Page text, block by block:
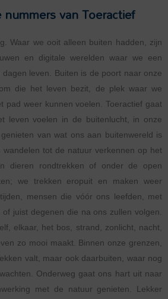
van Toeractief
Waar we ooit alleen buiten hadden, zijn
en digitale werelden waar we een
leven. Buiten is de poort naar onze
die het leven bezit, de plek waar we
pad weer kunnen voelen. Toeractief gaat
leven voelen in de buitenlucht, in onze
van wat ons aan buitenwereld is
wandelen tot de natuur verkennen op het
dieren rondtrekken of onder de open
we trekken eropuit en maken weer
mensen die vóór ons leefden, met
juist degenen die na ons zullen volgen.
elkaar, het bos, strand, zonlicht, nacht,
zo mooi maakt. Binnen onze grenzen,
valt, maar ook daarbuiten, waar nog
Onderweg gaat ons hart uit naar
met de natuur genieten. Lekker